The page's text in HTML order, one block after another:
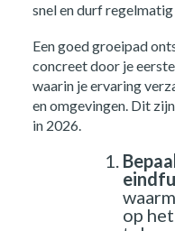
snel en durf
Een goed groeipad
concreet door je
waarin je ervaring
en omgevingen. Dit
in 2026.
op